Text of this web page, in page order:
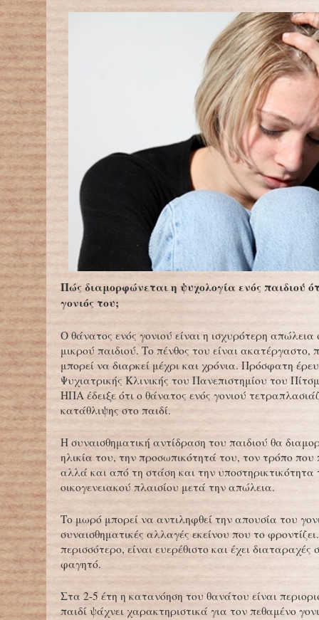
Πώς διαμορφώνεται η ψυχολογία ενός παιδιού
γονιός του;
Ο θάνατος ενός γονιού είναι η ισχυρότερη
μικρού παιδιού. Το πένθος του είναι ακατέργαστο,
μπορεί να διαρκεί μέχρι και χρόνια. Πρόσφατη
Ψυχιατρικής Κλινικής του Πανεπιστημίου του
ΗΠΑ έδειξε ότι ο θάνατος ενός γονιού
κατάθλιψης στο παιδί.
Η συναισθηματική αντίδραση του παιδιού θα
ηλικία του, την προσωπικότητά του, τον τρόπο που
αλλά και από τη στάση και την υποστηρικτικότητα
οικογενειακού πλαισίου μετά την απώλεια.
Το μωρό μπορεί να αντιληφθεί την απουσία του
συναισθηματικές αλλαγές εκείνου που το
περισσότερο, είναι ευερέθιστο και έχει διαταραχές
φαγητό.
Στα 2-5 έτη η κατανόηση του θανάτου είναι
παιδί ψάχνει χαρακτηριστικά για τον πεθαμένο